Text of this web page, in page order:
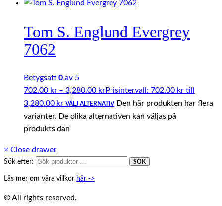
Tom S. Englund Evergrey
7062
Betygsatt 0 av 5
702.00 kr – 3,280.00 krPrisintervall: 702.00 kr till
3,280.00 kr VÄLJ ALTERNATIV Den här produkten har flera
varianter. De olika alternativen kan väljas på
produktsidan
× Close drawer
Sök efter: SÖK
Läs mer om våra villkor här ->
© All rights reserved.